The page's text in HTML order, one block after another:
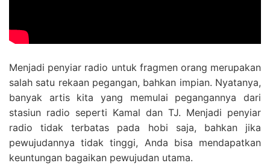
Menjadi penyiar radio untuk fragmen orang merupakan
salah satu rekaan pegangan, bahkan impian. Nyatanya,
banyak artis kita yang memulai pegangannya dari
stasiun radio seperti Kamal dan TJ. Menjadi penyiar
radio tidak terbatas pada hobi saja, bahkan jika
pewujudannya tidak tinggi, Anda bisa mendapatkan
keuntungan bagaikan pewujudan utama.